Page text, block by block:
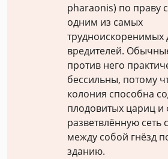
pharaonis) по праву
одним из самых
вредителей.
против него
бессильны, потому
колония способна
плодовитых цариц
разветвлённую сеть
между собой гнёзд
зданию.